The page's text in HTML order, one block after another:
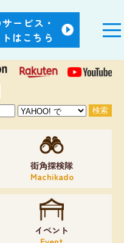
ービス・
はこちら
街角探検隊
Machikado
イベント